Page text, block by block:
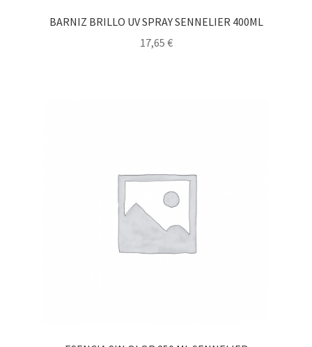
BARNIZ BRILLO UV SPRAY SENNELIER 400ML
17,65 €